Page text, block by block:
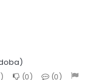
0 0